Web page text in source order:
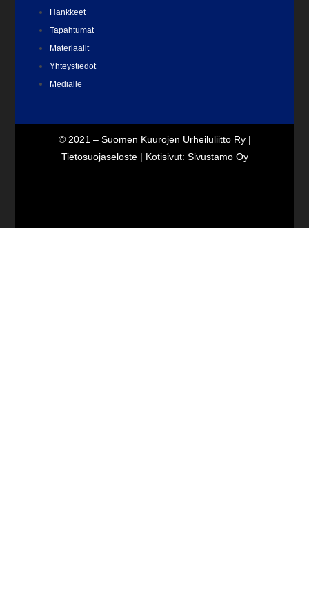
Hankkeet
Tapahtumat
Materiaalit
Yhteystiedot
Medialle
© 2021 – Suomen Kuurojen Urheiluliitto Ry |
Tietosuojaseloste| Kotisivut: Sivustamo Oy